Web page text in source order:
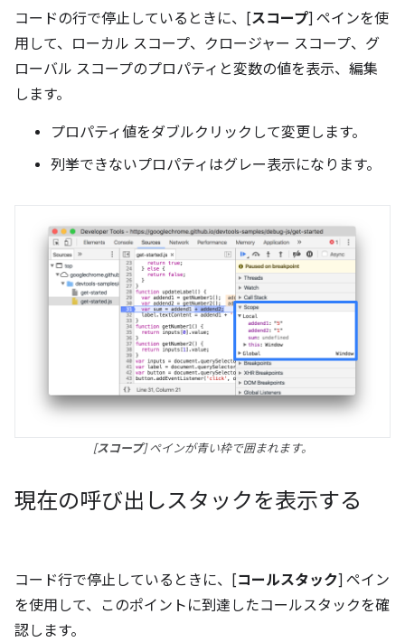
コードの行で停止しているときに、[スコープ] ペインを使
用して、ローカル スコープ、クロージャー スコープ、グ
ローバル スコープのプロパティと変数の値を表示、編集
します。
プロパティ値をダブルクリックして変更します。
列挙できないプロパティはグレー表示になります。
[スコープ] ペインが青い枠で囲まれます。
現在の呼び出しスタックを表示する
コード行で停止しているときに、[コールスタック] ペイン
を使用して、このポイントに到達したコールスタックを確
認します。